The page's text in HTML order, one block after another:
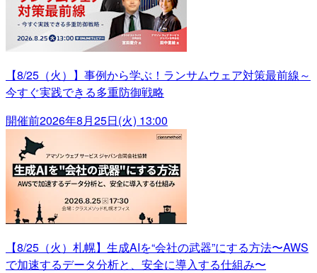
【8/25（火）】事例から学ぶ！ランサムウェア対策最前線～
今すぐ実践できる多重防御戦略
開催前2026年8月25日(火) 13:00
【8/25（火）札幌】生成AIを“会社の武器”にする方法〜AWS
で加速するデータ分析と、安全に導入する仕組み〜